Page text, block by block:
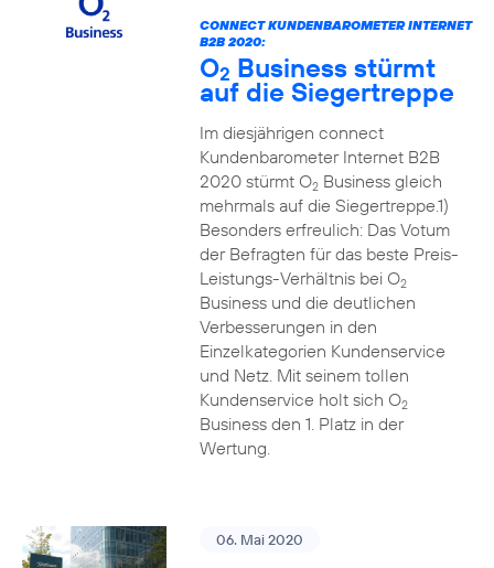
CONNECT KUNDENBAROMETER INTERNET
B2B 2020:
O2 Business stürmt
auf die Siegertreppe
Im diesjährigen connect
Kundenbarometer Internet B2B
2020 stürmt O2Business gleich
mehrmals auf die Siegertreppe.1)
Besonders erfreulich: Das Votum
der Befragten für das beste Preis-
Leistungs-Verhältnis bei O2
Business und die deutlichen
Verbesserungen in den
Einzelkategorien Kundenservice
und Netz. Mit seinem tollen
Kundenservice holt sich O2
Business den 1. Platz in der
Wertung.
06. Mai 2020